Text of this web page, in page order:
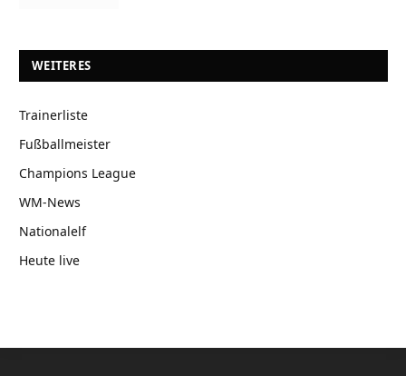
WEITERES
Trainerliste
Fußballmeister
Champions League
WM-News
Nationalelf
Heute live